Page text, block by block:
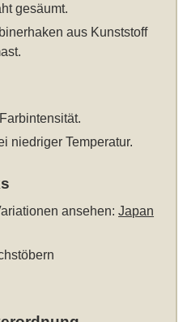
gesäumt.
aus Kunststoff
niedriger Temperatur.
ansehen:Japan